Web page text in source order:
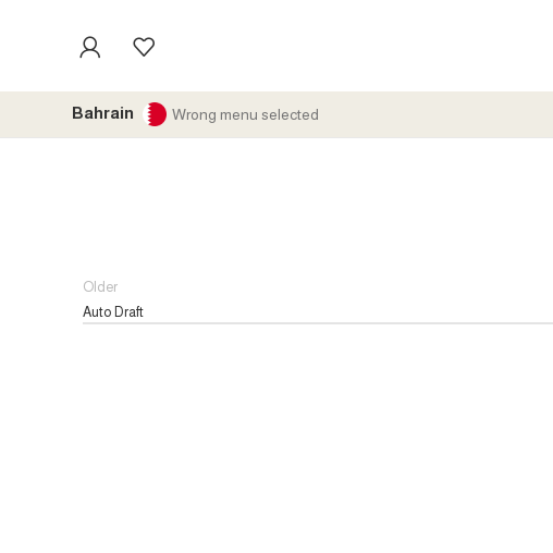
Wrong menu selected
Older
Auto Draft